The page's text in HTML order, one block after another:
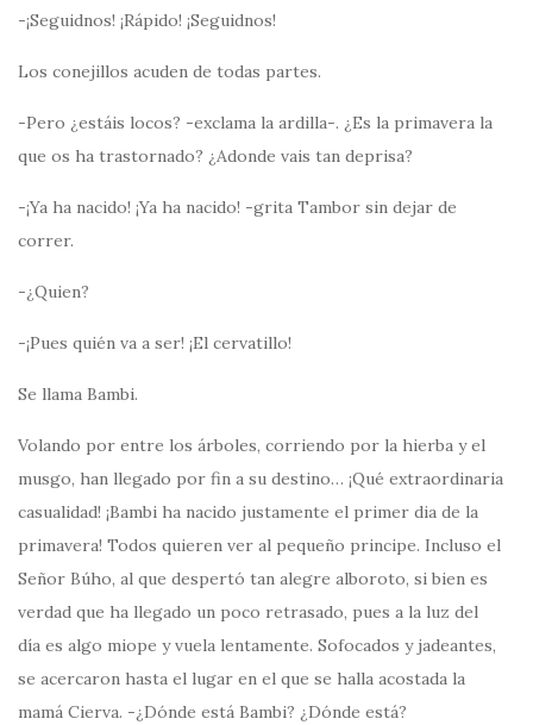
-¡Seguidnos! ¡Rápido! ¡Seguidnos!
Los conejillos acuden de todas partes.
-Pero ¿estáis locos? -exclama la ardilla-. ¿Es la primavera la
que os ha trastornado? ¿Adonde vais tan deprisa?
-¡Ya ha nacido! ¡Ya ha nacido! -grita Tambor sin dejar de
correr.
-¿Quien?
-¡Pues quién va a ser! ¡El cervatillo!
Se llama Bambi.
Volando por entre los árboles, corriendo por la hierba y el
musgo, han llegado por fin a su destino… ¡Qué extraordinaria
casualidad! ¡Bambi ha nacido justamente el primer dia de la
primavera! Todos quieren ver al pequeño principe. Incluso el
Señor Búho, al que despertó tan alegre alboroto, si bien es
verdad que ha llegado un poco retrasado, pues a la luz del
día es algo miope y vuela lentamente. Sofocados y jadeantes,
se acercaron hasta el lugar en el que se halla acostada la
mamá Cierva. -¿Dónde está Bambi? ¿Dónde está?